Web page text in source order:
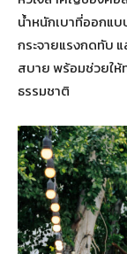
น้ำหนักเบาที่ออกแ
กระจายแรงกดทับ
สบาย พร้อมช่วยให้
ธรรมชาติ